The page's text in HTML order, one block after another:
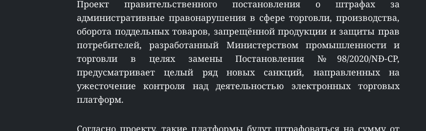
Проект правительственного постановления о штрафах за
административные правонарушения в сфере торговли, производства,
оборота поддельных товаров, запрещённой продукции и защиты прав
потребителей, разработанный Министерством промышленности и
торговли в целях замены Постановления №98/2020/NĐ-CP,
предусматривает целый ряд новых санкций, направленных на
ужесточение контроля над деятельностью электронных торговых
платформ.
Согласно проекту, такие платформы будут штрафоваться на сумму от